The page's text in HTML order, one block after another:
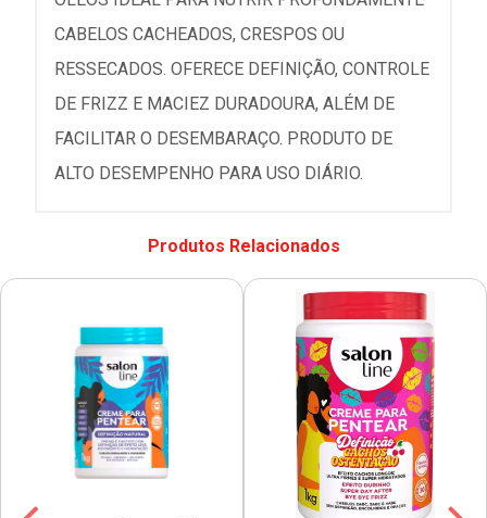
CABELOS CACHEADOS, CRESPOS OU
RESSECADOS. OFERECE DEFINIÇÃO, CONTROLE
DE FRIZZ E MACIEZ DURADOURA, ALÉM DE
FACILITAR O DESEMBARAÇO. PRODUTO DE
ALTO DESEMPENHO PARA USO DIÁRIO.
Produtos Relacionados